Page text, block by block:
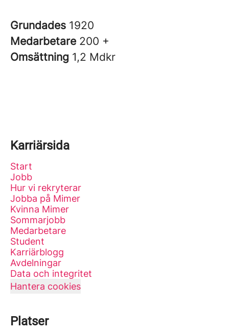
Grundades 1920
Medarbetare 200 +
Omsättning 1,2 Mdkr
Karriärsida
Start
Jobb
Hur vi rekryterar
Jobba på Mimer
Kvinna Mimer
Sommarjobb
Medarbetare
Student
Karriärblogg
Avdelningar
Data och integritet
Hantera cookies
Platser